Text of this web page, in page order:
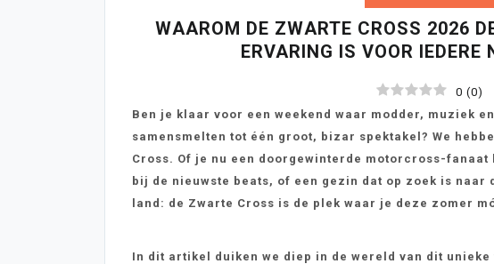
WAAROM DE ZWARTE CROSS 2026
ERVARING IS VOOR IEDERE
0 (0)
Ben je klaar voor een weekend waar modder, muziek
samensmelten tot één groot, bizar spektakel? We
Cross. Of je nu een doorgewinterde motorcross-
bij de nieuwste beats, of een gezin dat op zoek is naar
land: de Zwarte Cross is de plek waar je deze zomer
In dit artikel duiken we diep in de wereld van dit